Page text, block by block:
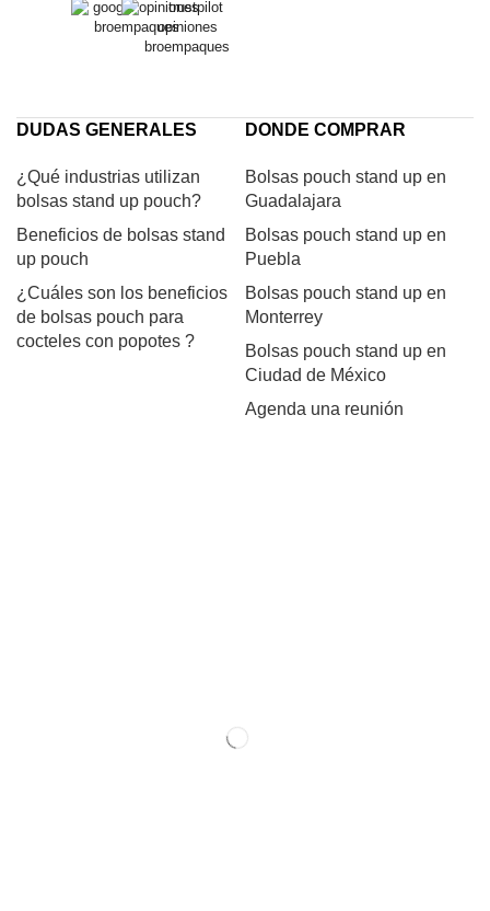
DUDAS GENERALES
¿Qué industrias utilizan
bolsas stand up pouch?
Beneficios de bolsas stand
up pouch
¿Cuáles son los beneficios
de bolsas pouch para
cocteles con popotes ?
DONDE COMPRAR
Bolsas pouch stand up en
Guadalajara
Bolsas pouch stand up en
Puebla
Bolsas pouch stand up en
Monterrey
Bolsas pouch stand up en
Ciudad de México
Agenda una reunión